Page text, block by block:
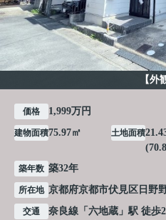
【外
価格 1,999万円
建物面積75.97㎡ 土地面積
築年数 築32年
所在地 京都府京都市伏見区 日野
交通 奈良線 「 六地蔵 」駅 徒歩